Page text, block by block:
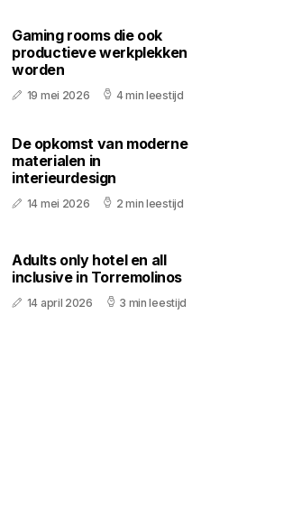
Gaming rooms die ook
productieve werkplekken
worden
19 mei 2026 4 min leestijd
De opkomst van moderne
materialen in
interieurdesign
14 mei 2026 2 min leestijd
Adults only hotel en all
inclusive in Torremolinos
14 april 2026 3 min leestijd